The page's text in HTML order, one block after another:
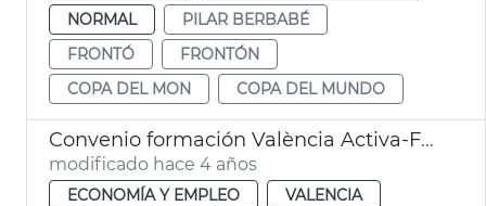
NORMAL
PILAR BERBABÉ
FRONTÓ
FRONTÓN
COPA DEL MON
COPA DEL MUNDO
Convenio formación València Activa-FCC
modificado hace 4 años
ECONOMÍA Y EMPLEO
VALENCIA